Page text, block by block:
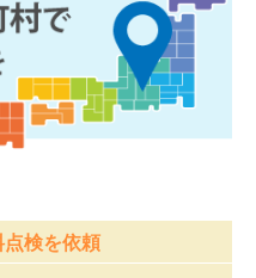
点検を依頼